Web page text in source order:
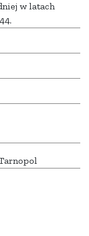
w latach